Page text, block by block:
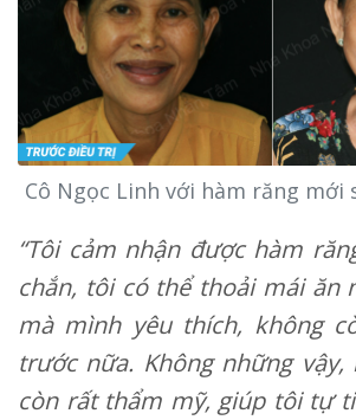
Cô Ngọc Linh với hàm răng mới
“Tôi cảm nhận được hàm
chắn, tôi có thể thoải mái ăn
mà mình yêu thích, không
trước nữa. Không những
còn rất thẩm mỹ, giúp tôi tự